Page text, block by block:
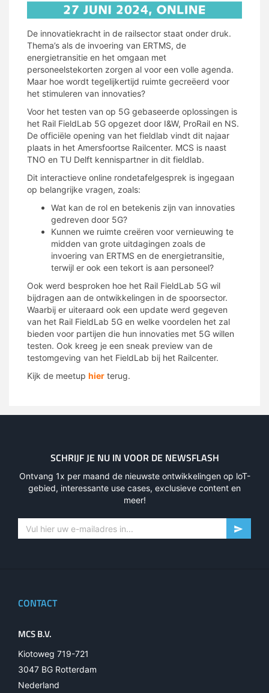
De innovatiekracht in de railsector staat onder druk.
Thema’s als de invoering van ERTMS, de
energietransitie en het omgaan met
personeelstekorten zorgen al voor een volle agenda.
Maar hoe wordt tegelijkertijd ruimte gecreëerd voor
het stimuleren van innovaties?
Voor het testen van op 5G gebaseerde oplossingen is
het Rail FieldLab 5G opgezet door I&W, ProRail en NS.
De officiële opening van het fieldlab vindt dit najaar
plaats in het Amersfoortse Railcenter. MCS is naast
TNO en TU Delft kennispartner in dit fieldlab.
Dit interactieve online rondetafelgesprek is ingegaan
op belangrijke vragen, zoals:
Wat kan de rol en betekenis zijn van innovaties
gedreven door 5G?
Kunnen we ruimte creëren voor vernieuwing te
midden van grote uitdagingen zoals de
invoering van ERTMS en de energietransitie,
terwijl er ook een tekort is aan personeel?
Ook werd besproken hoe het Rail FieldLab 5G wil
bijdragen aan de ontwikkelingen in de spoorsector.
Waarbij er uiteraard ook een update werd gegeven
van het Rail FieldLab 5G en welke voordelen het zal
bieden voor partijen die hun innovaties met 5G willen
testen. Ook kreeg je een sneak preview van de
testomgeving van het FieldLab bij het Railcenter.
Kijk de meetup hier terug.
SCHRIJF JE NU IN VOOR DE NEWSFLASH
Ontvang 1x per maand de nieuwste ontwikkelingen op loT-
gebied, interessante use cases, exclusieve content en
meer!
CONTACT
MCS B.V.
Kiotoweg 719-721
3047 BG Rotterdam
Nederland